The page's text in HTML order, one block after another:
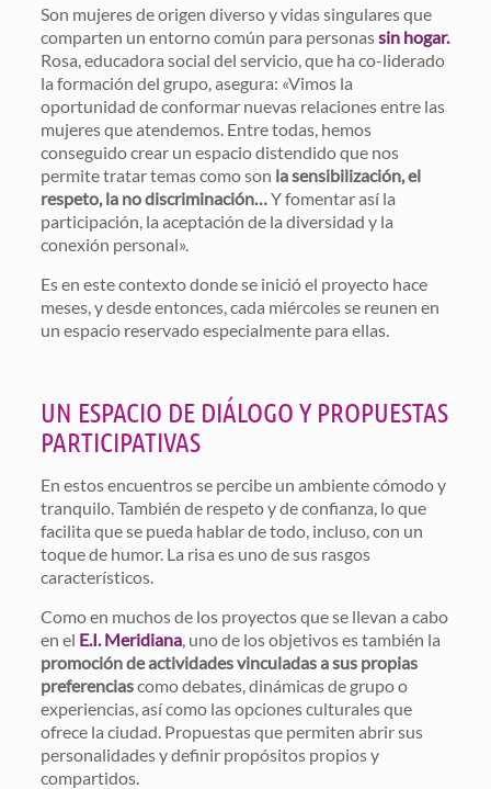
Son mujeres de origen diverso y vidas singulares que
comparten un entorno común para personassin hogar.
Rosa, educadora social del servicio, que ha co-liderado
la formación del grupo, asegura: «Vimos la
oportunidad de conformar nuevas relaciones entre las
mujeres que atendemos. Entre todas, hemos
conseguido crear un espacio distendido que nos
permite tratar temas como son la sensibilización, el
respeto, la no discriminación… Y fomentar así la
participación, la aceptación de la diversidad y la
conexión personal».
Es en este contexto donde se inició el proyecto hace
meses, y desde entonces, cada miércoles se reunen en
un espacio reservado especialmente para ellas.
UN ESPACIO DE DIÁLOGO Y PROPUESTAS
PARTICIPATIVAS
En estos encuentros se percibe un ambiente cómodo y
tranquilo. También de respeto y de confianza, lo que
facilita que se pueda hablar de todo, incluso, con un
toque de humor. La risa es uno de sus rasgos
característicos.
Como en muchos de los proyectos que se llevan a cabo
en el E.I. Meridiana, uno de los objetivos es también la
promoción de actividades vinculadas a sus propias
preferenciascomo debates, dinámicas de grupo o
experiencias, así como las opciones culturales que
ofrece la ciudad. Propuestas que permiten abrir sus
personalidades y definir propósitos propios y
compartidos.